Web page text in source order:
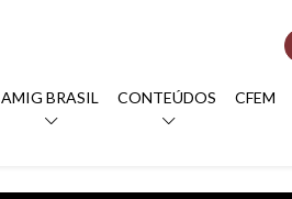
AMIG BRASIL CONTEÚDOS CFEM